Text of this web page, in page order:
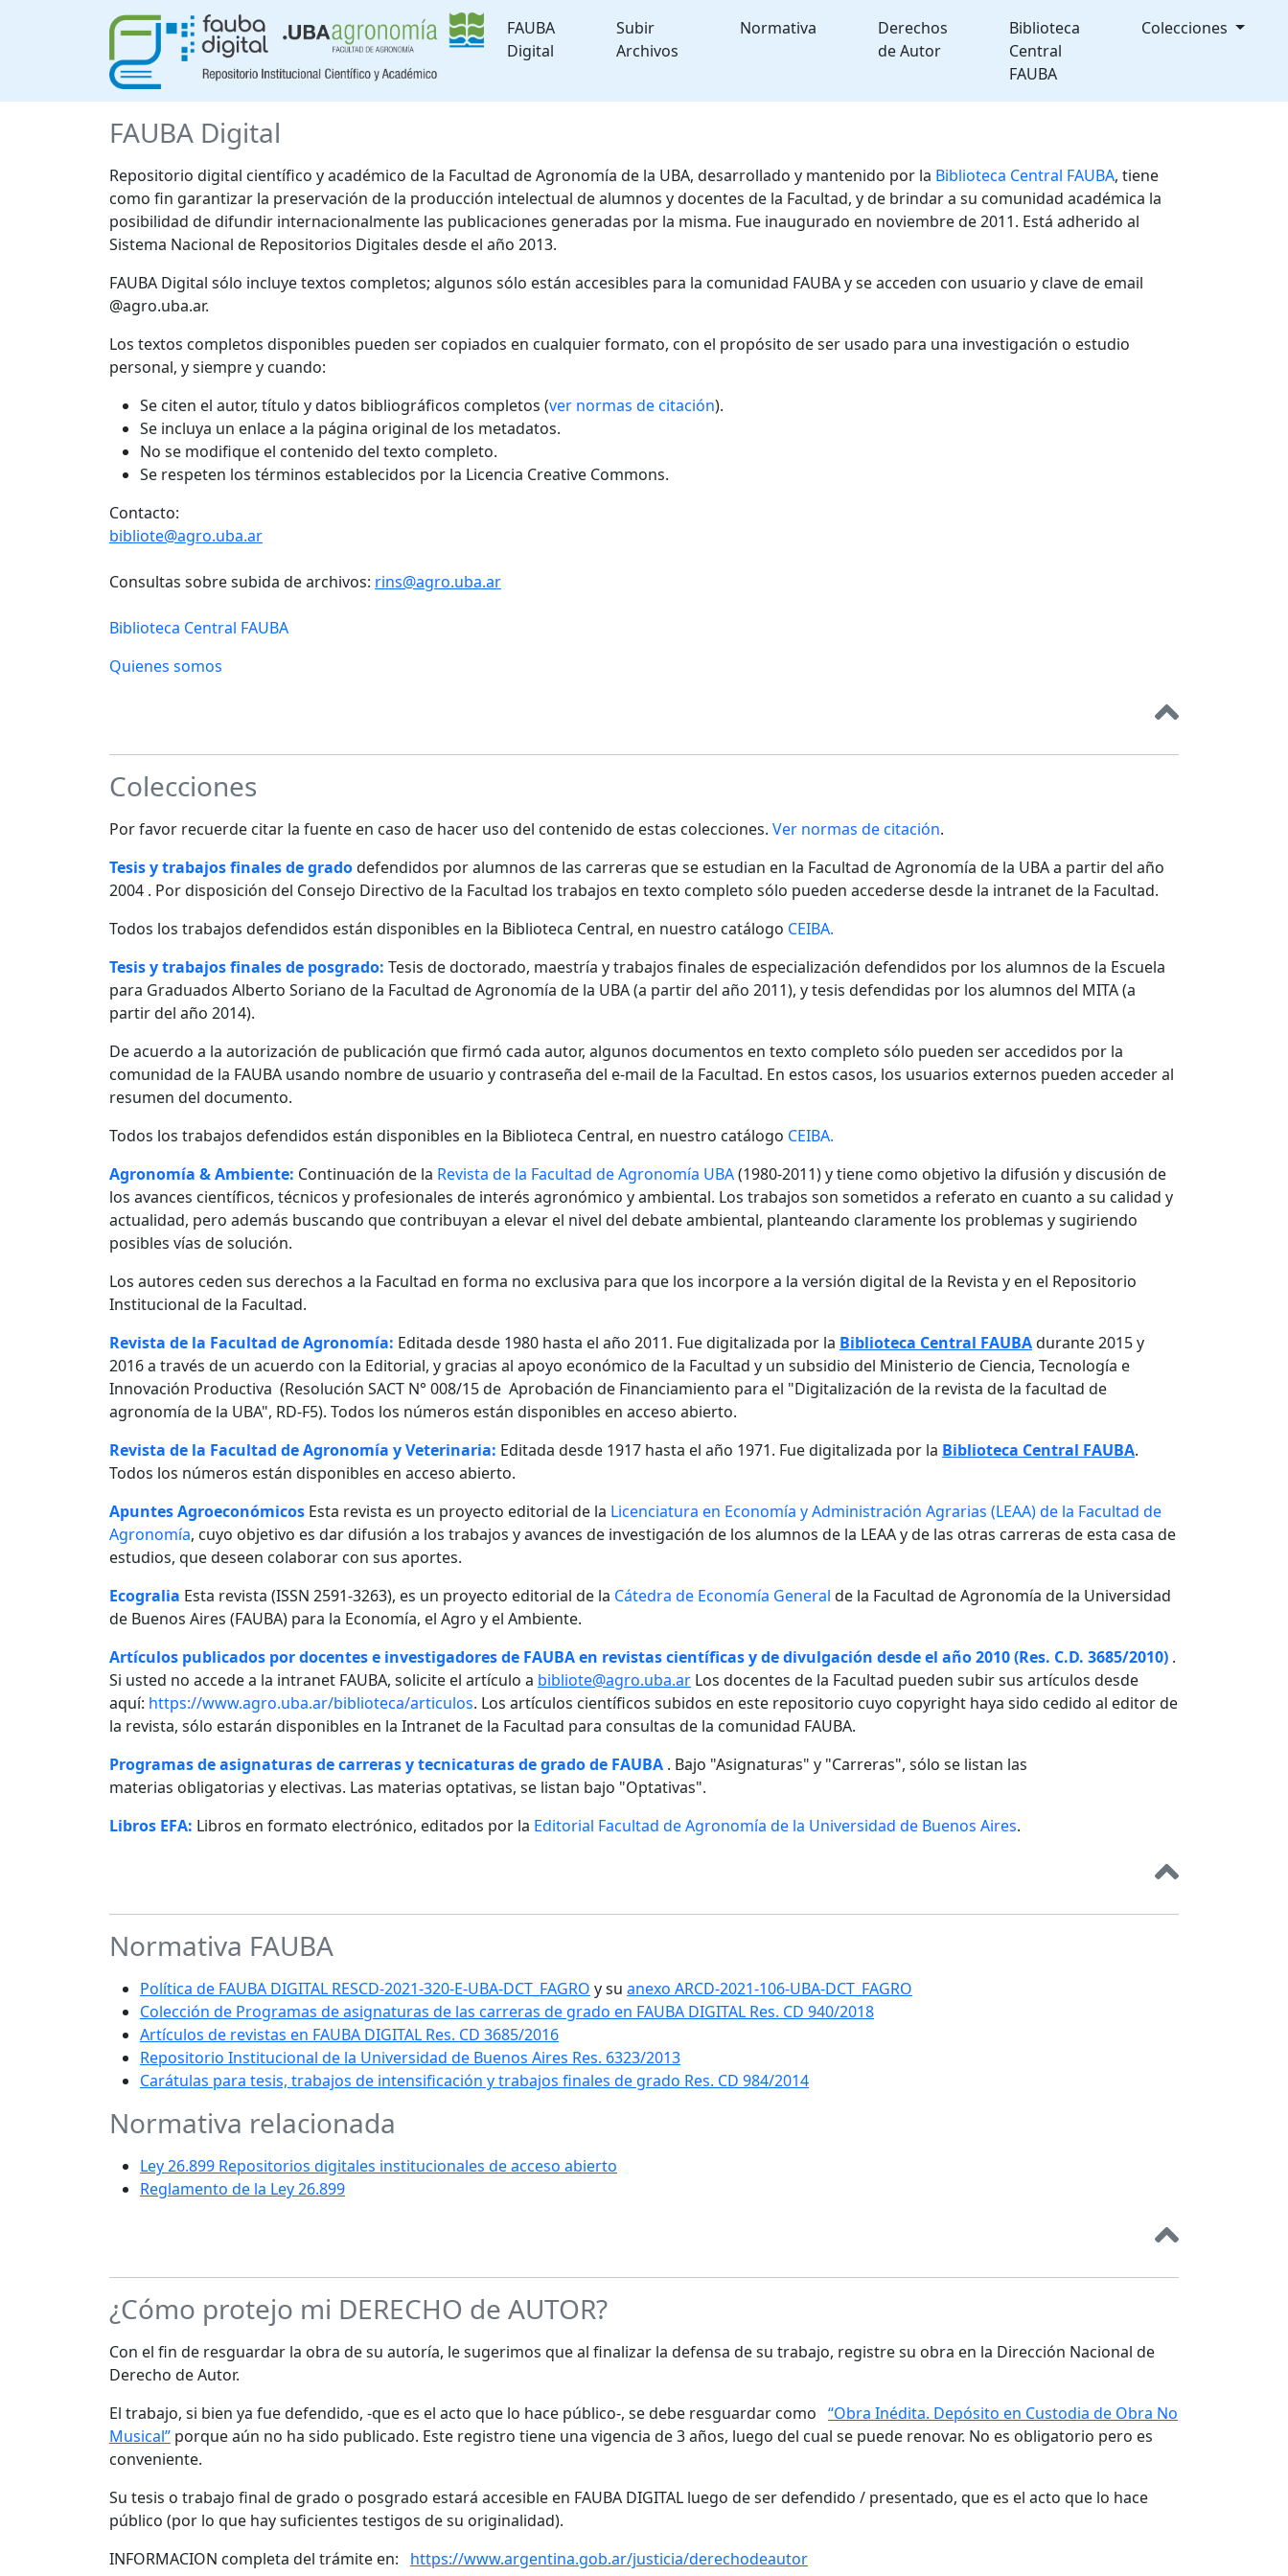
FAUBA
Digital
Subir
Archivos
Normativa
Derechos
de Autor
Biblioteca
Central
FAUBA
Colecciones
FAUBA Digital
Repositorio digital científico y académico de la Facultad de Agronomía de la UBA, desarrollado y mantenido por la Biblioteca Central FAUBA, tiene
como fin garantizar la preservación de la producción intelectual de alumnos y docentes de la Facultad, y de brindar a su comunidad académica la
posibilidad de difundir internacionalmente las publicaciones generadas por la misma. Fue inaugurado en noviembre de 2011. Está adherido al
Sistema Nacional de Repositorios Digitales desde el año 2013.
FAUBA Digital sólo incluye textos completos; algunos sólo están accesibles para la comunidad FAUBA y se acceden con usuario y clave de email
@agro.uba.ar.
Los textos completos disponibles pueden ser copiados en cualquier formato, con el propósito de ser usado para una investigación o estudio
personal, y siempre y cuando:
Se citen el autor, título y datos bibliográficos completos (ver normas de citación).
Se incluya un enlace a la página original de los metadatos.
No se modifique el contenido del texto completo.
Se respeten los términos establecidos por la Licencia Creative Commons.
Contacto:
bibliote@agro.uba.ar
Consultas sobre subida de archivos: rins@agro.uba.ar
Biblioteca Central FAUBA
Quienes somos
Colecciones
Por favor recuerde citar la fuente en caso de hacer uso del contenido de estas colecciones. Ver normas de citación.
Tesis y trabajos finales de gradodefendidos por alumnos de las carreras que se estudian en la Facultad de Agronomía de la UBA a partir del año
2004 . Por disposición del Consejo Directivo de la Facultad los trabajos en texto completo sólo pueden accederse desde la intranet de la Facultad.
Todos los trabajos defendidos están disponibles en la Biblioteca Central, en nuestro catálogo CEIBA.
Tesis y trabajos finales de posgrado: Tesis de doctorado, maestría y trabajos finales de especialización defendidos por los alumnos de la Escuela
para Graduados Alberto Soriano de la Facultad de Agronomía de la UBA (a partir del año 2011), y tesis defendidas por los alumnos del MITA (a
partir del año 2014).
De acuerdo a la autorización de publicación que firmó cada autor, algunos documentos en texto completo sólo pueden ser accedidos por la
comunidad de la FAUBA usando nombre de usuario y contraseña del e-mail de la Facultad. En estos casos, los usuarios externos pueden acceder al
resumen del documento.
Todos los trabajos defendidos están disponibles en la Biblioteca Central, en nuestro catálogo CEIBA.
Agronomía & Ambiente: Continuación de la Revista de la Facultad de Agronomía UBA(1980-2011) y tiene como objetivo la difusión y discusión de
los avances científicos, técnicos y profesionales de interés agronómico y ambiental. Los trabajos son sometidos a referato en cuanto a su calidad y
actualidad, pero además buscando que contribuyan a elevar el nivel del debate ambiental, planteando claramente los problemas y sugiriendo
posibles vías de solución.
Los autores ceden sus derechos a la Facultad en forma no exclusiva para que los incorpore a la versión digital de la Revista y en el Repositorio
Institucional de la Facultad.
Revista de la Facultad de Agronomía: Editada desde 1980 hasta el año 2011. Fue digitalizada por la Biblioteca Central FAUBAdurante 2015 y
2016 a través de un acuerdo con la Editorial, y gracias al apoyo económico de la Facultad y un subsidio del Ministerio de Ciencia, Tecnología e
Innovación Productiva (Resolución SACT N° 008/15 de Aprobación de Financiamiento para el "Digitalización de la revista de la facultad de
agronomía de la UBA", RD-F5). Todos los números están disponibles en acceso abierto.
Revista de la Facultad de Agronomía y Veterinaria: Editada desde 1917 hasta el año 1971. Fue digitalizada por la Biblioteca Central FAUBA.
Todos los números están disponibles en acceso abierto.
Apuntes Agroeconómicos Esta revista es un proyecto editorial de la Licenciatura en Economía y Administración Agrarias (LEAA) de la Facultad de
Agronomía, cuyo objetivo es dar difusión a los trabajos y avances de investigación de los alumnos de la LEAA y de las otras carreras de esta casa de
estudios, que deseen colaborar con sus aportes.
Ecogralia Esta revista (ISSN 2591-3263), es un proyecto editorial de la Cátedra de Economía General de la Facultad de Agronomía de la Universidad
de Buenos Aires (FAUBA) para la Economía, el Agro y el Ambiente.
Artículos publicados por docentes e investigadores de FAUBA en revistas científicas y de divulgación desde el año 2010 (Res. C.D. 3685/2010) .
Si usted no accede a la intranet FAUBA, solicite el artículo a bibliote@agro.uba.ar Los docentes de la Facultad pueden subir sus artículos desde
aquí: https://www.agro.uba.ar/biblioteca/articulos. Los artículos científicos subidos en este repositorio cuyo copyright haya sido cedido al editor de
la revista, sólo estarán disponibles en la Intranet de la Facultad para consultas de la comunidad FAUBA.
Programas de asignaturas de carreras y tecnicaturas de grado de FAUBA . Bajo "Asignaturas" y "Carreras", sólo se listan las
materias obligatorias y electivas. Las materias optativas, se listan bajo "Optativas".
Libros EFA: Libros en formato electrónico, editados por la Editorial Facultad de Agronomía de la Universidad de Buenos Aires.
Normativa FAUBA
Política de FAUBA DIGITAL RESCD-2021-320-E-UBA-DCT_FAGRO y su anexo ARCD-2021-106-UBA-DCT_FAGRO
Colección de Programas de asignaturas de las carreras de grado en FAUBA DIGITAL Res. CD 940/2018
Artículos de revistas en FAUBA DIGITAL Res. CD 3685/2016
Repositorio Institucional de la Universidad de Buenos Aires Res. 6323/2013
Carátulas para tesis, trabajos de intensificación y trabajos finales de grado Res. CD 984/2014
Normativa relacionada
Ley 26.899 Repositorios digitales institucionales de acceso abierto
Reglamento de la Ley 26.899
¿Cómo protejo mi DERECHO de AUTOR?
Con el fin de resguardar la obra de su autoría, le sugerimos que al finalizar la defensa de su trabajo, registre su obra en la Dirección Nacional de
Derecho de Autor.
El trabajo, si bien ya fue defendido, -que es el acto que lo hace público-, se debe resguardar como “Obra Inédita. Depósito en Custodia de Obra No
Musical” porque aún no ha sido publicado. Este registro tiene una vigencia de 3 años, luego del cual se puede renovar. No es obligatorio pero es
conveniente.
Su tesis o trabajo final de grado o posgrado estará accesible en FAUBA DIGITAL luego de ser defendido / presentado, que es el acto que lo hace
público (por lo que hay suficientes testigos de su originalidad).
INFORMACION completa del trámite en:
https://www.argentina.gob.ar/justicia/derechodeautor